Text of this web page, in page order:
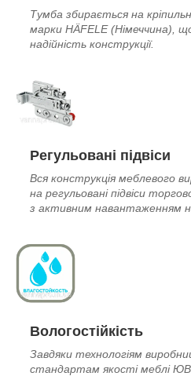
Тумба збирається на
марки HÄFELE (Німеччина),
надійність конструкції.
Регульовані підвіси
Вся конструкція меблевого
на регульовані підвіси
з активним навантаженням
Вологостійкість
Завдяки технологіям
стандартам якості меблі